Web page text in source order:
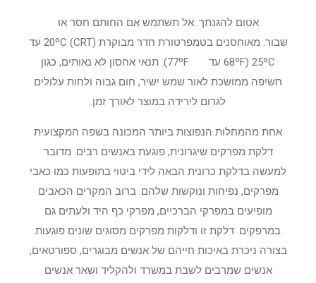
אטום להגנתך. אל תשתמש אם החותם חסר או
שבור. מאוחסנים בטמפרטורת חדר מבוקרת (CRT) 20ºC עד
25ºC (68ºF עד 77ºF). תנאי אחסון לא נאותים, כגון
חשיפה ממושכת לאור שמש ישיר, חום גבוה ולחות עלולים
לגרום לירידה במוצר לאורך זמן.
אחת מהמחלות הנפוצות ביותר המכונה בשפה המקצועית
דלקת מפרקים שיגרונית, פוגעת באנשים רבים. מדובר
למעשה בדלקת כרונית הבאה לידי ביטוי בתופעות כמו כאבי
מפרקים, נפיחות ונוקשות שלהם. ברוב המקרים הכאבים
מופיעים במפרקי הברכיים, מפרקי כף היד ולעתים גם
במרפקים. דלקת זו ודלקות מפרקים מסוגים שונים פוגעות
בצורה ניכרת באיכות חייהם של אנשים מבוגרים, ספורטאים,
אנשים שמרבים לשבת במשרד ולהקליד ושאר אנשים